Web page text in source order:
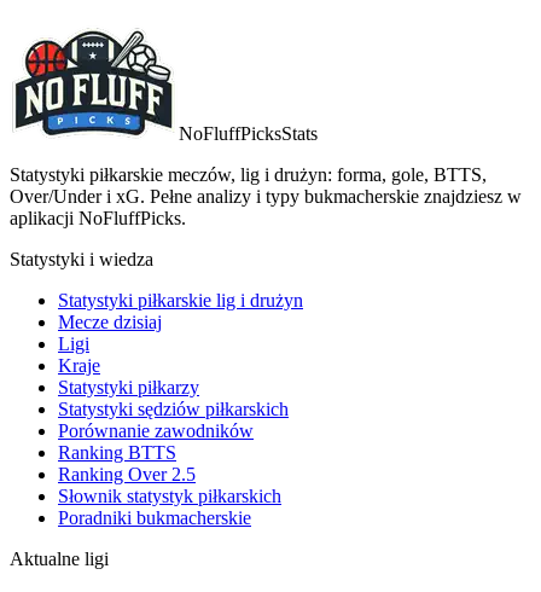
NoFluffPicksStats
Statystyki piłkarskie meczów, lig i drużyn: forma, gole, BTTS,
Over/Under i xG. Pełne analizy i typy bukmacherskie znajdziesz w
aplikacji NoFluffPicks.
Statystyki i wiedza
Statystyki piłkarskie lig i drużyn
Mecze dzisiaj
Ligi
Kraje
Statystyki piłkarzy
Statystyki sędziów piłkarskich
Porównanie zawodników
Ranking BTTS
Ranking Over 2.5
Słownik statystyk piłkarskich
Poradniki bukmacherskie
Aktualne ligi